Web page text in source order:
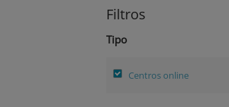
Filtros
Tipo
Centros online